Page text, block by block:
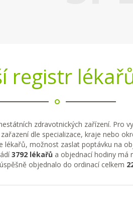
registr
zdravotnických zařízení. Pro
dle specializace, kraje nebo
lékařů, možnost zaslat poptávku na
3792 lékařů a objednací hodiny má
objednalo do ordinací celkem